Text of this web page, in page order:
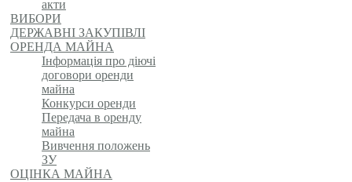
акти
ВИБОРИ
ДЕРЖАВНІ ЗАКУПІВЛІ
ОРЕНДА МАЙНА
Інформація про діючі
договори оренди
майна
Конкурси оренди
Передача в оренду
майна
Вивчення положень
ЗУ
ОЦІНКА МАЙНА